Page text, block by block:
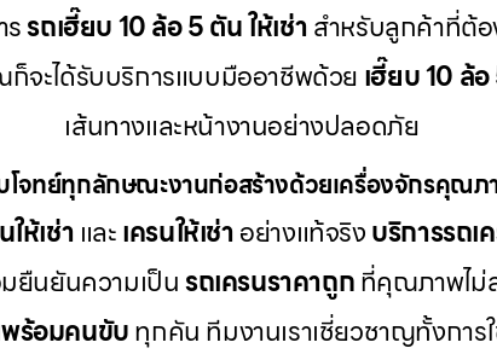
รรถเฮี๊ยบ 10 ล้อ 5 ตัน ให้เช่าสำหรับลูกค้าที่ต้
จะได้รับบริการแบบมืออาชีพด้วย เฮี๊ยบ 10 ล้
เส้นทางและหน้างานอย่างปลอดภัย
โจทย์ทุกลักษณะงานก่อสร้างด้วยเครื่องจักรคุณภ
ให้เช่า และเครนให้เช่าอย่างแท้จริงบริการรถเ
ยืนยันความเป็นรถเครนราคาถูกที่คุณภาพไม่
ร้อมคนขับทุกคัน ทีมงานเราเชี่ยวชาญทั้งการ